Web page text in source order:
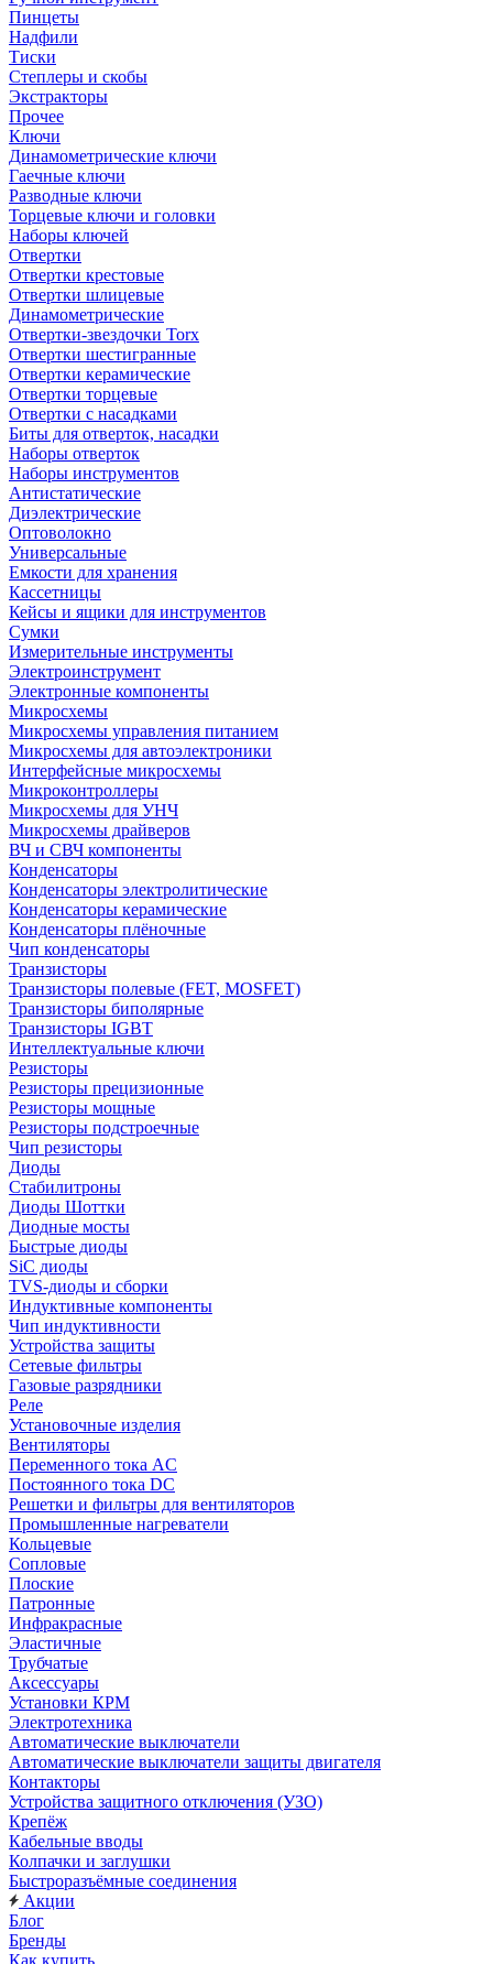
Пинцеты
Надфили
Тиски
Степлеры и скобы
Экстракторы
Прочее
Ключи
Динамометрические ключи
Гаечные ключи
Разводные ключи
Торцевые ключи и головки
Наборы ключей
Отвертки
Отвертки крестовые
Отвертки шлицевые
Динамометрические
Отвертки-звездочки Torx
Отвертки шестигранные
Отвертки керамические
Отвертки торцевые
Отвертки с насадками
Биты для отверток, насадки
Наборы отверток
Наборы инструментов
Антистатические
Диэлектрические
Оптоволокно
Универсальные
Емкости для хранения
Кассетницы
Кейсы и ящики для инструментов
Сумки
Измерительные инструменты
Электроинструмент
Электронные компоненты
Микросхемы
Микросхемы управления питанием
Микросхемы для автоэлектроники
Интерфейсные микросхемы
Микроконтроллеры
Микросхемы для УНЧ
Микросхемы драйверов
ВЧ и СВЧ компоненты
Конденсаторы
Конденсаторы электролитические
Конденсаторы керамические
Конденсаторы плёночные
Чип конденсаторы
Транзисторы
Транзисторы полевые (FET, MOSFET)
Транзисторы биполярные
Транзисторы IGBT
Интеллектуальные ключи
Резисторы
Резисторы прецизионные
Резисторы мощные
Резисторы подстроечные
Чип резисторы
Диоды
Стабилитроны
Диоды Шоттки
Диодные мосты
Быстрые диоды
SiC диоды
TVS-диоды и сборки
Индуктивные компоненты
Чип индуктивности
Устройства защиты
Сетевые фильтры
Газовые разрядники
Реле
Установочные изделия
Вентиляторы
Переменного тока AC
Постоянного тока DC
Решетки и фильтры для вентиляторов
Промышленные нагреватели
Кольцевые
Сопловые
Плоские
Патронные
Инфракрасные
Эластичные
Трубчатые
Аксессуары
Установки КРМ
Электротехника
Автоматические выключатели
Автоматические выключатели защиты двигателя
Контакторы
Устройства защитного отключения (УЗО)
Крепёж
Кабельные вводы
Колпачки и заглушки
Быстроразъёмные соединения
Акции
Блог
Бренды
Как купить